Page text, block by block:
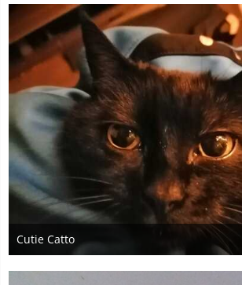
Cutie Catto
28. April 2024
3